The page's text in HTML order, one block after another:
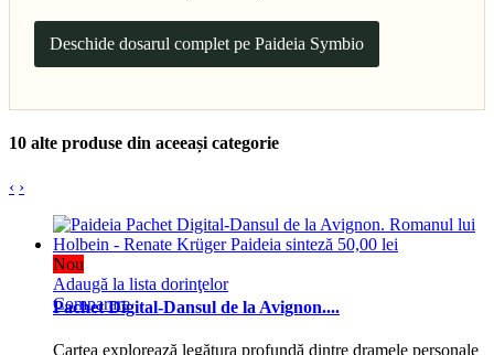
Deschide dosarul complet pe Paideia Symbio
10 alte produse din aceeași categorie
‹ ›
Nou
Adaugă la lista dorinţelor
Comparare
Pachet Digital-Dansul de la Avignon....
Cartea explorează legătura profundă dintre dramele personale